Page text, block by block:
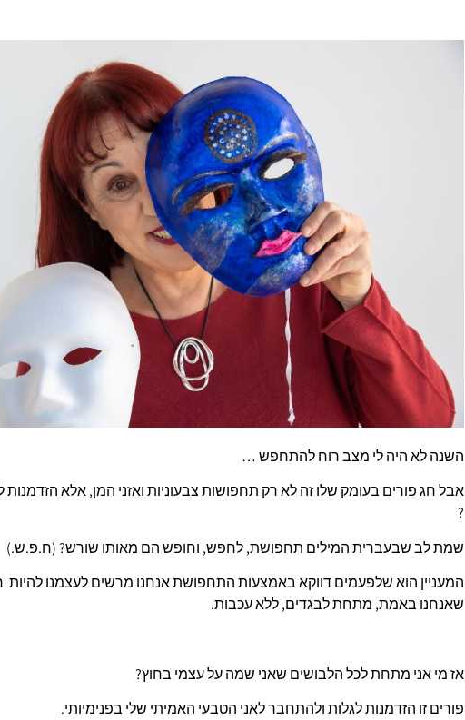
השנה לא היה לי מצב רוח להתחפש …
אבל חג פורים בעומק שלו זה לא רק תחפושות צבעוניות ואזני המן, אלא הזדמנות
?
שמת לב שבעברית המילים תחפושת, לחפש, וחופש הם מאותו שורש? (ח.פ.ש.)
המעניין הוא שלפעמים דווקא באמצעות התחפושת אנחנו מרשים לעצמנו להיות
שאנחנו באמת, מתחת לבגדים, ללא עכבות.
אז מי אני מתחת לכל הלבושים שאני שמה על עצמי בחוץ?
פורים זו הזדמנות לגלות ולהתחבר לאני הטבעי האמיתי שלי בפנימיותי.